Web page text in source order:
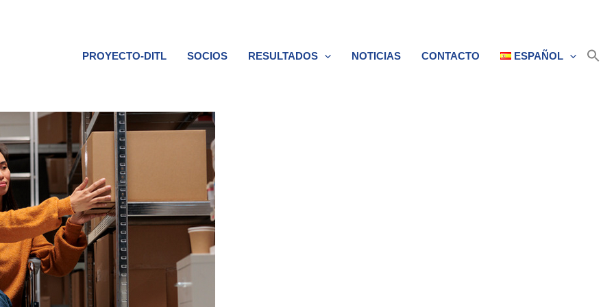
PROYECTO-DITL SOCIOS RESULTADOS NOTICIAS CONTACTO ESPAÑOL